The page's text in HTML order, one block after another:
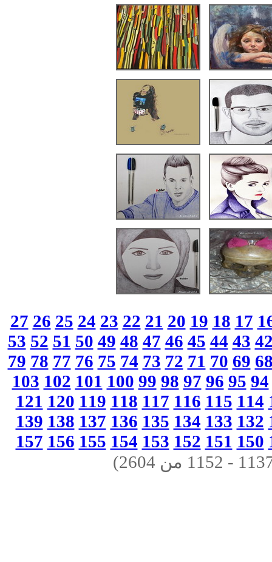
17
18
19
20
21
22
23
24
25
26
27
43
44
45
46
47
48
49
50
51
52
53
69
70
71
72
73
74
75
76
77
78
79
94
95
96
97
98
99
100
101
102
103
114
115
116
117
118
119
120
121
132
133
134
135
136
137
138
139
150
151
152
153
154
155
156
157